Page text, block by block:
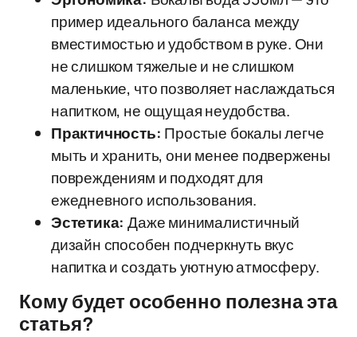
пример идеального баланса между
вместимостью и удобством в руке. Они
не слишком тяжелые и не слишком
маленькие, что позволяет наслаждаться
напитком, не ощущая неудобства.
Практичность: Простые бокалы легче
мыть и хранить, они менее подвержены
повреждениям и подходят для
ежедневного использования.
Эстетика: Даже минималистичный
дизайн способен подчеркнуть вкус
напитка и создать уютную атмосферу.
Кому будет особенно полезна эта
статья?